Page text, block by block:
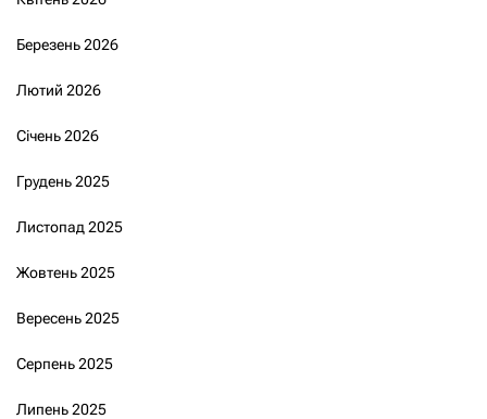
Березень 2026
Лютий 2026
Січень 2026
Грудень 2025
Листопад 2025
Жовтень 2025
Вересень 2025
Серпень 2025
Липень 2025